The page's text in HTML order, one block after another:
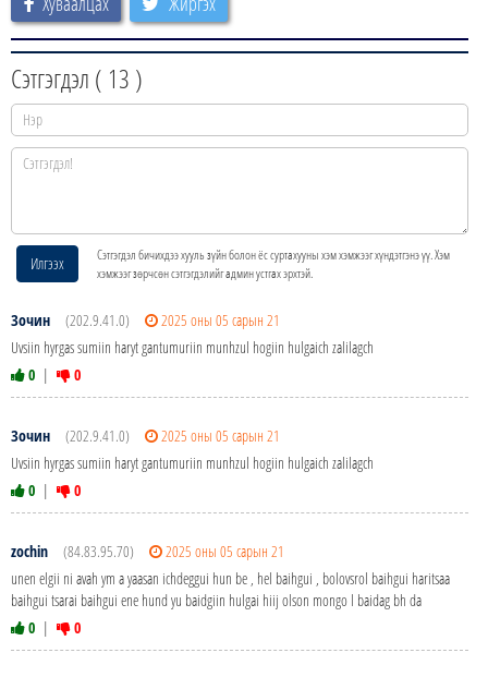
Сэтгэгдэл ( 13 )
Илгээх
Сэтгэгдэл бичихдээ хууль зүйн болон ёс суртахууны хэм хэмжээг хүндэтгэнэ үү. Хэм
хэмжээг зөрчсөн сэтгэгдэлийг админ устгах эрхтэй.
Зочин (202.9.41.0)
2025 оны 05 сарын 21
Uvsiin hyrgas sumiin haryt gantumuriin munhzul hogiin hulgaich zalilagch
0 | 0
Зочин (202.9.41.0)
2025 оны 05 сарын 21
Uvsiin hyrgas sumiin haryt gantumuriin munhzul hogiin hulgaich zalilagch
0 | 0
zochin (84.83.95.70)
2025 оны 05 сарын 21
unen elgii ni avah ym a yaasan ichdeggui hun be , hel baihgui , bolovsrol baihgui haritsaa
baihgui tsarai baihgui ene hund yu baidgiin hulgai hiij olson mongo l baidag bh da
0 | 0